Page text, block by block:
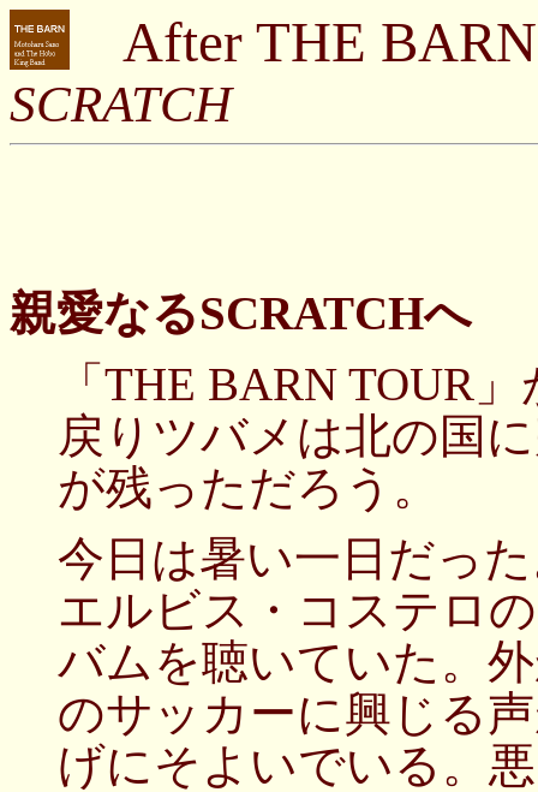
After THE
SCRATCH
親愛なるSCRATCHへ
「THE BARN TOUR
戻りツバメは北の国
が残っただろう。
今日は暑い一日だっ
エルビス・コステロ
バムを聴いていた。
のサッカーに興じる
げにそよいでいる。